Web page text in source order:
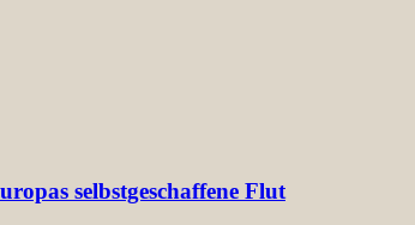
selbstgeschaffene Flut